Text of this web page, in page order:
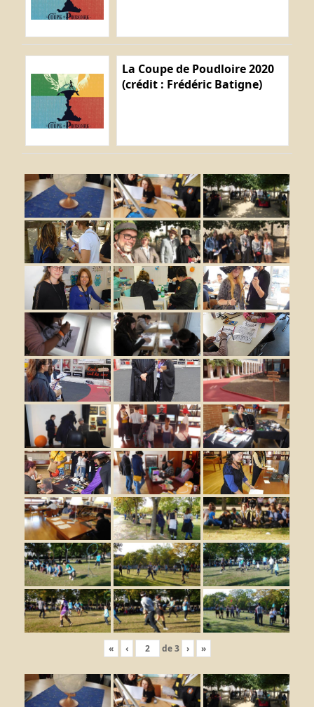
La Coupe de Poudloire 2020
(crédit : Frédéric Batigne)
« ‹ de3 › »